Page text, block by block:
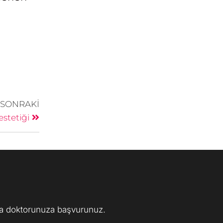
SONRAKI
doktorunuza başvurunuz.